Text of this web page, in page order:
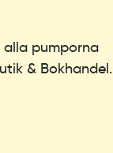
alla pumporna
& Bokhandel.